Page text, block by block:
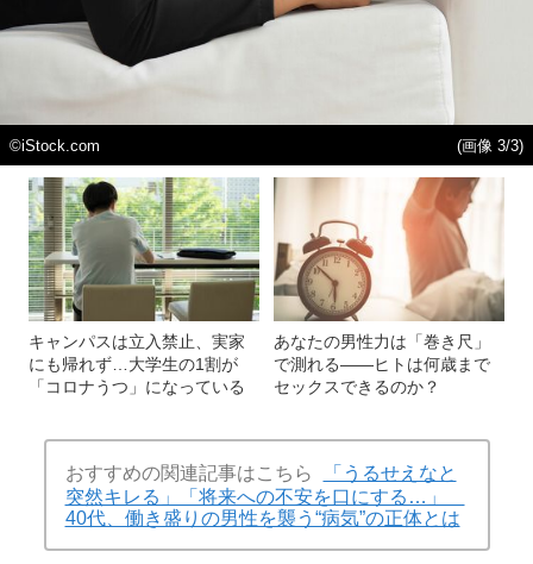
©iStock.com (画像 3/3)
キャンパスは立入禁止、実家
にも帰れず…大学生の1割が
「コロナうつ」になっている
あなたの男性力は「巻き尺」
で測れる――ヒトは何歳まで
セックスできるのか？
おすすめの関連記事はこちら
「うるせえなと
突然キレる」「将来への不安を口にする…」
40代、働き盛りの男性を襲う“病気”の正体とは